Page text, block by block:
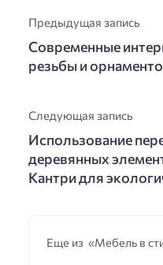
Предыдущая запись
Современные
резьбы и
Следующая запись
Использование
деревянных
Кантри для
Еще из «Мебель в